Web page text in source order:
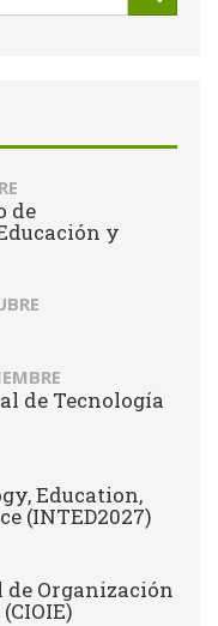
de
y
de Tecnología
Education,
(INTED2027)
Organización